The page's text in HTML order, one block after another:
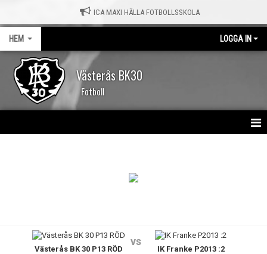
ICA MAXI HÄLLA FOTBOLLSSKOLA
HEM LOGGA IN
Västerås BK30
Fotboll
OM KLUBBENVästerås BK 30 P13 RÖD
vs
IK Franke P2013 :2